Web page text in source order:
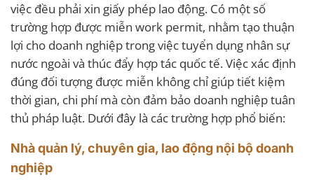
việc đều phải xin giấy phép lao động. Có một số
trường hợp được miễn work permit, nhằm tạo thuận
lợi cho doanh nghiệp trong việc tuyển dụng nhân sự
nước ngoài và thúc đẩy hợp tác quốc tế. Việc xác định
đúng đối tượng được miễn không chỉ giúp tiết kiệm
thời gian, chi phí mà còn đảm bảo doanh nghiệp tuân
thủ pháp luật. Dưới đây là các trường hợp phổ biến:
Nhà quản lý, chuyên gia, lao động nội bộ doanh
nghiệp